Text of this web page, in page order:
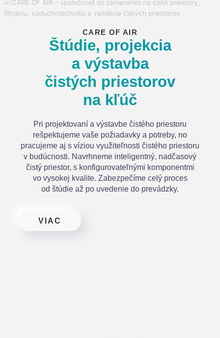
CARE OF AIR
Štúdie, projekcia
a výstavba
čistých priestorov
na kľúč
Pri projektovaní a výstavbe čistého priestoru
rešpektujeme vaše požiadavky a potreby, no
pracujeme aj s víziou využiteľnosti čistého priestoru
v budúcnosti. Navrhneme inteligentný, nadčasový
čistý priestor, s konfigurovateľnými komponentmi
vo vysokej kvalite. Zabezpečíme celý proces
od štúdie až po uvedenie do prevádzky.
VIAC